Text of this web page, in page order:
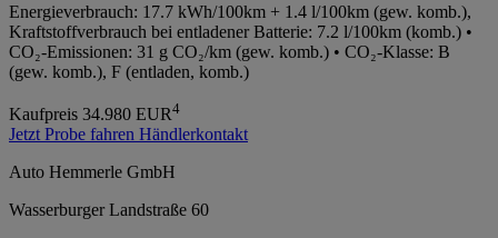
Energieverbrauch: 17.7 kWh/100km + 1.4 l/100km (gew. komb.),
Kraftstoffverbrauch bei entladener Batterie: 7.2 l/100km (komb.) •
CO₂-Emissionen: 31 g CO₂/km (gew. komb.) • CO₂-Klasse: B
(gew. komb.), F (entladen, komb.)
Kaufpreis 34.980 EUR4
Jetzt Probe fahren Händlerkontakt
Auto Hemmerle GmbH
Wasserburger Landstraße 60